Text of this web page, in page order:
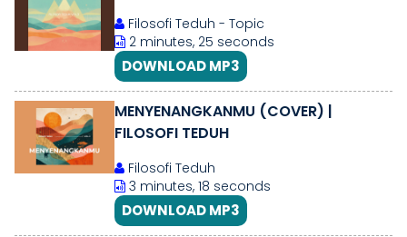
Filosofi Teduh - Topic
2 minutes, 25 seconds
DOWNLOAD MP3
MENYENANGKANMU (COVER) |
FILOSOFI TEDUH
Filosofi Teduh
3 minutes, 18 seconds
DOWNLOAD MP3